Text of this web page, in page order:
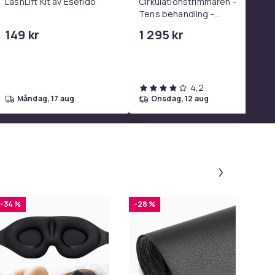
149 kr
måndag, 17 aug
Tens behandling -
1 295 kr
4,2
onsdag, 12 aug
-34 % -28 %